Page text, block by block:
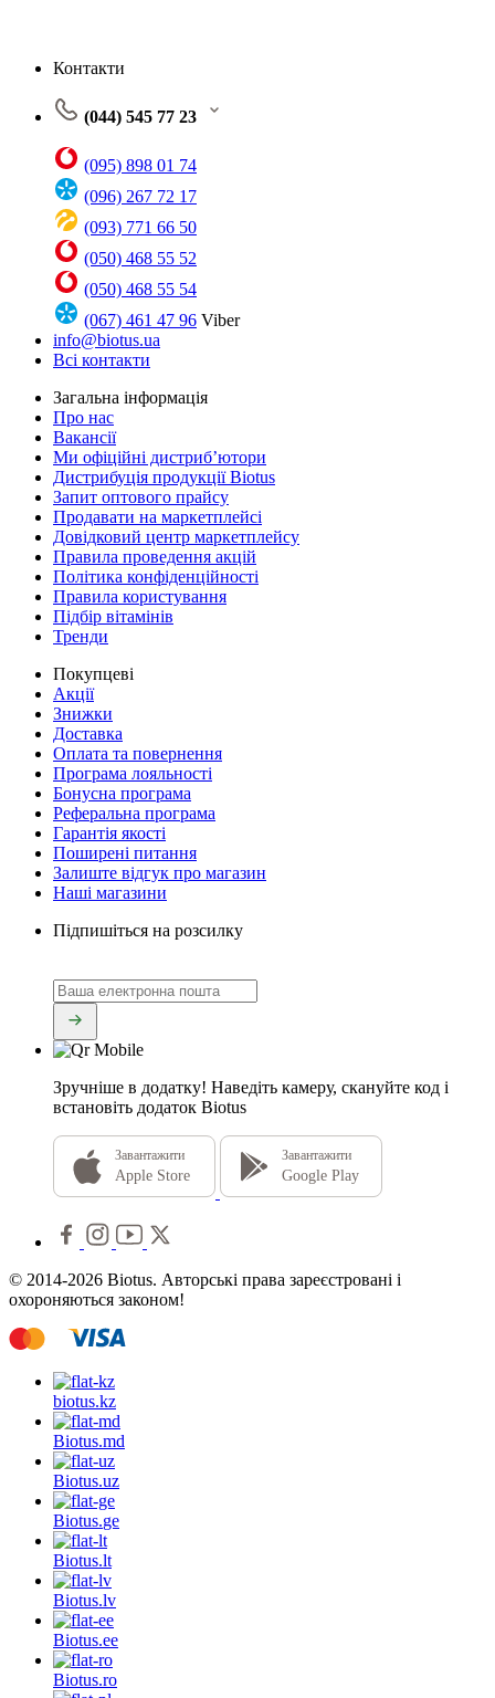
Контакти
(044) 545 77 23
(095) 898 01 74
(096) 267 72 17
(093) 771 66 50
(050) 468 55 52
(050) 468 55 54
(067) 461 47 96 Viber
info@biotus.ua
Всі контакти
Загальна інформація
Про нас
Вакансії
Ми офіційні дистриб’ютори
Дистрибуція продукції Biotus
Запит оптового прайсу
Продавати на маркетплейсі
Довідковий центр маркетплейсу
Правила проведення акцій
Політика конфіденційності
Правила користування
Підбір вітамінів
Тренди
Покупцеві
Акції
Знижки
Доставка
Оплата та повернення
Програма лояльності
Бонусна програма
Реферальна програма
Гарантія якості
Поширені питання
Залиште відгук про магазин
Наші магазини
Підпишіться на розсилку
Зручніше в додатку! Наведіть камеру, скануйте код і
встановіть додаток Biotus
Завантажити
Apple Store
Завантажити
Google Play
© 2014-2026 Biotus. Авторські права зареєстровані і
охороняються законом!
biotus.kz
Biotus.md
Biotus.uz
Biotus.ge
Biotus.lt
Biotus.lv
Biotus.ee
Biotus.ro